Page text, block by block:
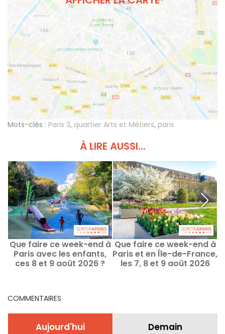
Mots-clés : Paris 3, quartier Arts et Métiers, paris
À LIRE AUSSI...
Que faire ce week-end à
Paris avec les enfants,
ces 8 et 9 août 2026 ?
Que faire ce week-end à
Paris et en Île-de-France,
les 7, 8 et 9 août 2026
COMMENTAIRES
Aujourd'hui Demain